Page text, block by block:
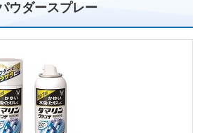
ウダースプレー